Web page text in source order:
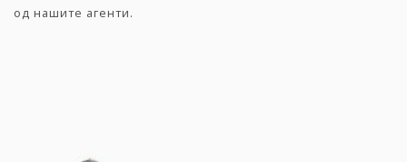
од нашите агенти.